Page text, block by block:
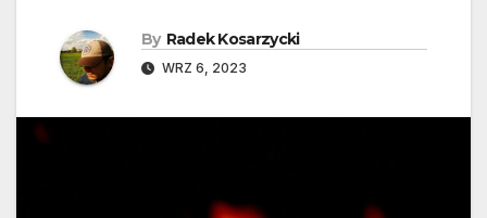
By Radek Kosarzycki
WRZ 6, 2023